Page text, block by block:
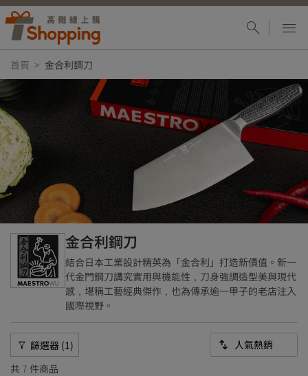
首頁 金合利鋼刀
金合利鋼刀
結合日本工業設計精英為「金合利」打造新價值。新一
代金門鋼刀講究實用與機能性，刀身強調造型美與現代
感，堪稱工藝經典傑作，也為傳承逾一甲子的老店注入
國際視野。
共 7 件商品
篩選器 (1)